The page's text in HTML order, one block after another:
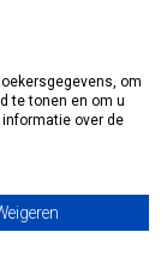
om
te tonen en om u
over de